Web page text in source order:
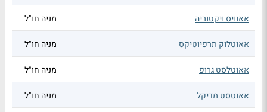
אאוויס ויקטוריה מניה חו"ל
אאוטלוק תרפיוטיקס מניה חו"ל
אאוטלסט גרופ מניה חו"ל
אאוטסט מדיקל מניה חו"ל